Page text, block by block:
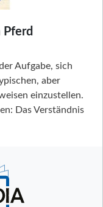
Aufgabe, sich
aber
einzustellen.
Das Verständnis